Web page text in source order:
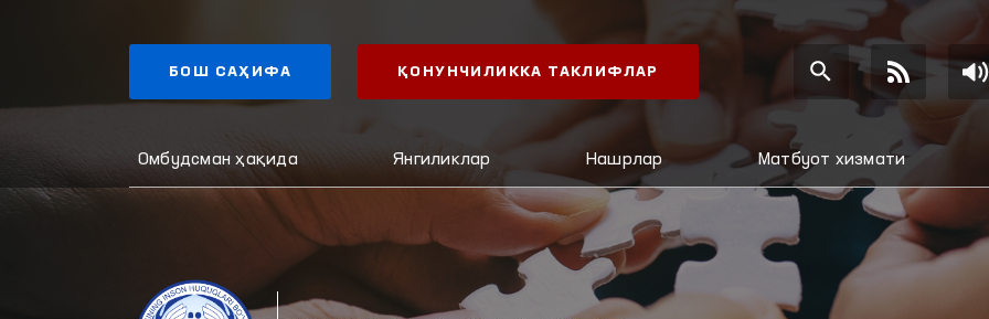
БОШ САҲИФА ҚОНУНЧИЛИККА ТАКЛИФЛАР
Омбудсман ҳақида Янгиликлар Нашрлар Матбуот хизмати